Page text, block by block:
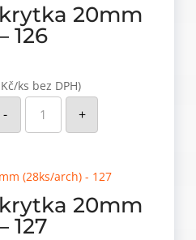
20mm
126
ks bez DPH)
-
Samolepicí
krytka
20mm
(28ks/arch)
množství
+
20mm
127